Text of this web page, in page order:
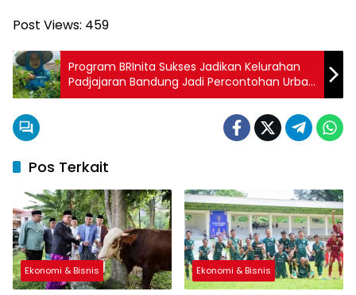
Post Views: 459
Program BRInita Sukses Jadikan Kelurahan
Padjajaran Bandung Jadi Percontohan Urban
Farming
Pos Terkait
Ekonomi & Bisnis Ekonomi & Bisnis